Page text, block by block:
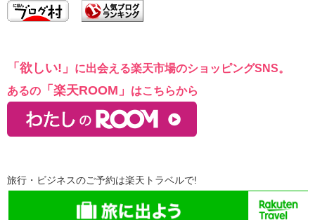
「欲しい!」​
に出会える楽天市場のショッピングSNS。​
​あるの 「楽天ROOM」 はこちらから
旅行・ビジネスのご予約は楽天トラベルで!